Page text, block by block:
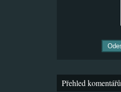
Přehled komentářů